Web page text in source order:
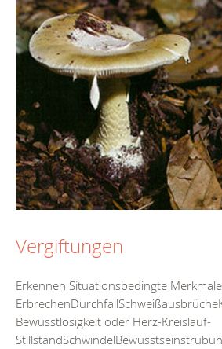
Vergiftungen
Erkennen Situationsbedingte
Bewusstlosigkeit oder Herz-Kreislauf-